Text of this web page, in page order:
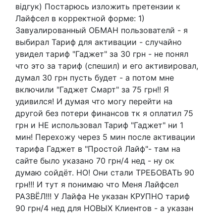
відгук) Постарюсь изложить претензии к
Лайфсел в корректной форме: 1)
Завуалированный ОБМАН пользователй - я
выбирал Тариф для активации - случайно
увидел тариф "Гаджет" за 30 грн - не понял
что это за тариф (спешил) и его активировал,
думал 30 грн пусть будет - а потом мне
включили "Гаджет Смарт" за 75 грн!! Я
удивился! И думая что могу перейти на
другой без потери финансов тк я оплатил 75
грн и НЕ использовал Тариф "Гаджет" ни 1
мин! Перехожу через 5 мин после активации
тарифа Гаджет в "Простой Лайф"- там на
сайте было указано 70 грн/4 нед - ну ок
думаю сойдёт. НО! Они стали ТРЕБОВАТЬ 90
грн!!! И тут я понимаю что Меня Лайфсел
РАЗВЁЛ!!! У Лайфа Не указан КРУПНО тариф
90 грн/4 нед для НОВЫХ Клиентов - а указан